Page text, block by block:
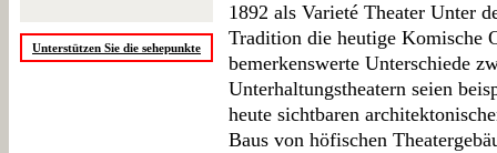
Unterstützen Sie die sehepunkte
1892 als Varieté Theater Unter
Tradition die heutige Komische
bemerkenswerte Unterschiede
Unterhaltungstheatern seien
heute sichtbaren
Baus von höfischen